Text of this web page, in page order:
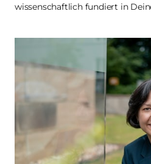
wissenschaftlich fundiert in